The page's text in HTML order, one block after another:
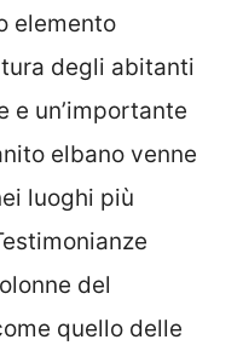
elemento
degli abitanti
e un’importante
elbano venne
luoghi più
del
quello delle